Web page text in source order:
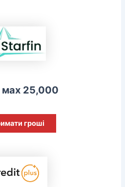
25,000
гроші